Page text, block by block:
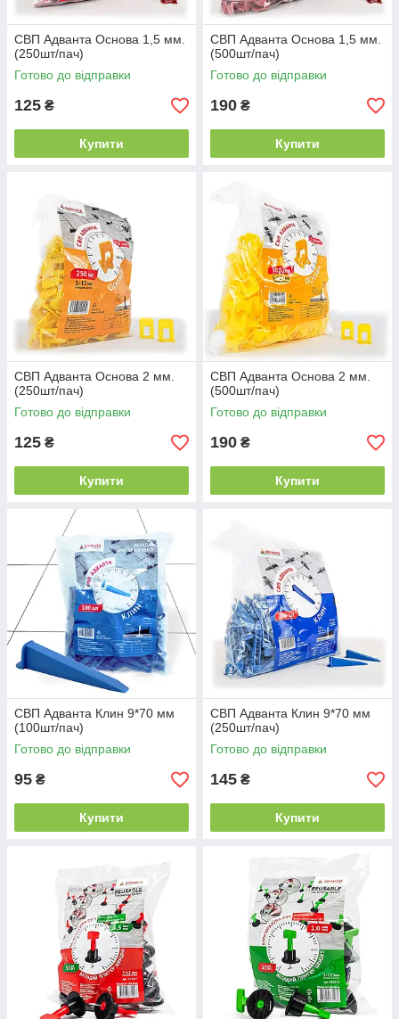
СВП Адванта Основа 1,5 мм.
(250шт/пач)
Готово до відправки
125 ₴
Купити
СВП Адванта Основа 1,5 мм.
(500шт/пач)
Готово до відправки
190 ₴
Купити
СВП Адванта Основа 2 мм.
(250шт/пач)
Готово до відправки
125 ₴
Купити
СВП Адванта Основа 2 мм.
(500шт/пач)
Готово до відправки
190 ₴
Купити
СВП Адванта Клин 9*70 мм
(100шт/пач)
Готово до відправки
95 ₴
Купити
СВП Адванта Клин 9*70 мм
(250шт/пач)
Готово до відправки
145 ₴
Купити